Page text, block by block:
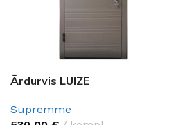
Ārdurvis LUIZE
Supremme